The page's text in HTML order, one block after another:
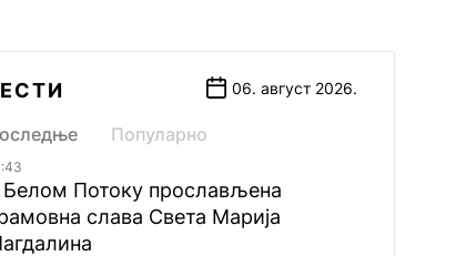
06. август 2026.
Популарно
Потоку прослављена
слава Света Марија